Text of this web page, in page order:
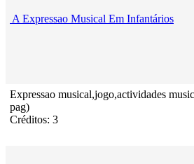
A Expressao Musical Em Infantários
Expressao musical,jogo,actividades
pag)
Créditos: 3